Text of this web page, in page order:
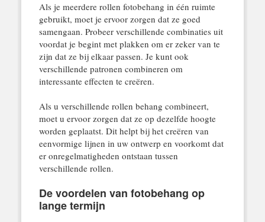
Als je meerdere rollen fotobehang in één ruimte
gebruikt, moet je ervoor zorgen dat ze goed
samengaan. Probeer verschillende combinaties uit
voordat je begint met plakken om er zeker van te
zijn dat ze bij elkaar passen. Je kunt ook
verschillende patronen combineren om
interessante effecten te creëren.
Als u verschillende rollen behang combineert,
moet u ervoor zorgen dat ze op dezelfde hoogte
worden geplaatst. Dit helpt bij het creëren van
eenvormige lijnen in uw ontwerp en voorkomt dat
er onregelmatigheden ontstaan tussen
verschillende rollen.
De voordelen van fotobehang op
lange termijn